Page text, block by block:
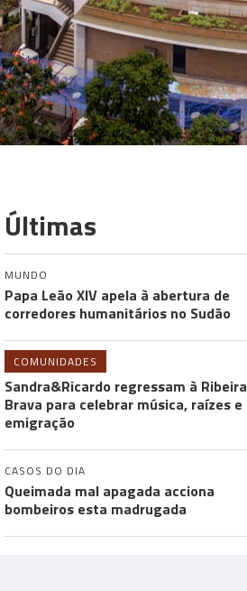
Últimas
MUNDO
Papa Leão XIV apela à abertura de
corredores humanitários no Sudão
COMUNIDADES
Sandra&Ricardo regressam à Ribeira
Brava para celebrar música, raízes e
emigração
CASOS DO DIA
Queimada mal apagada acciona
bombeiros esta madrugada